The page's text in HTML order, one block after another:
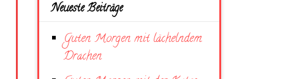
Neueste Beiträge
Guten Morgen mit lächelndem
Drachen